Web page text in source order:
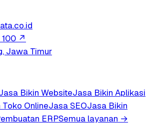
100 ↗
Jawa Timur
Bikin WebsiteJasa Bikin Aplikasi
OnlineJasa SEOJasa Bikin
ERPSemua layanan →